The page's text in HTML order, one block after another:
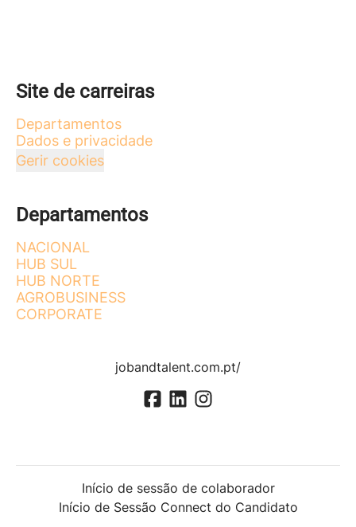
Site de carreiras
Departamentos
Dados e privacidade
Gerir cookies
Departamentos
NACIONAL
HUB SUL
HUB NORTE
AGROBUSINESS
CORPORATE
jobandtalent.com.pt/
Início de sessão de colaborador
Início de Sessão Connect do Candidato